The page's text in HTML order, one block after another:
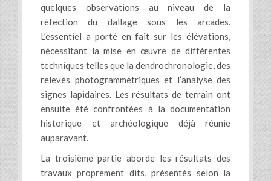
quelques observations au niveau de la
réfection du dallage sous les arcades.
L’essentiel a porté en fait sur les élévations,
nécessitant la mise en œuvre de différentes
techniques telles que la dendrochronologie, des
relevés photogrammétriques et l’analyse des
signes lapidaires. Les résultats de terrain ont
ensuite été confrontées à la documentation
historique et archéologique déjà réunie
auparavant.
La troisième partie aborde les résultats des
travaux proprement dits, présentés selon la